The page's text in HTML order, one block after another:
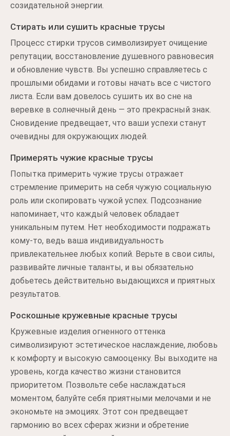
созидательной энергии.
Стирать или сушить красные трусы
Процесс стирки трусов символизирует очищение
репутации, восстановление душевного равновесия
и обновление чувств. Вы успешно справляетесь с
прошлыми обидами и готовы начать все с чистого
листа. Если вам довелось сушить их во сне на
веревке в солнечный день — это прекрасный знак.
Сновидение предвещает, что ваши успехи станут
очевидны для окружающих людей.
Примерять чужие красные трусы
Попытка примерить чужие трусы отражает
стремление примерить на себя чужую социальную
роль или скопировать чужой успех. Подсознание
напоминает, что каждый человек обладает
уникальным путем. Нет необходимости подражать
кому-то, ведь ваша индивидуальность
привлекательнее любых копий. Верьте в свои силы,
развивайте личные таланты, и вы обязательно
добьетесь действительно выдающихся и приятных
результатов.
Роскошные кружевные красные трусы
Кружевные изделия огненного оттенка
символизируют эстетическое наслаждение, любовь
к комфорту и высокую самооценку. Вы выходите на
уровень, когда качество жизни становится
приоритетом. Позвольте себе наслаждаться
моментом, балуйте себя приятными мелочами и не
экономьте на эмоциях. Этот сон предвещает
гармонию во всех сферах жизни и обретение